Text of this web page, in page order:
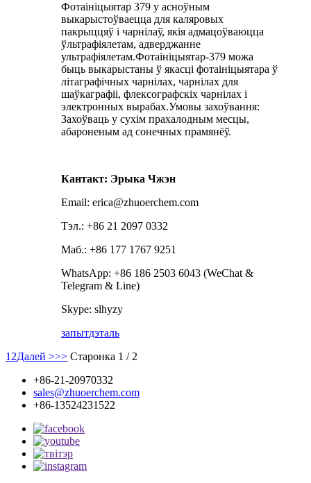
Фотаініцыятар 379 у асноўным
выкарыстоўваецца для каляровых
пакрыццяў і чарнілаў, якія адмацоўваюцца
ўльтрафіялетам, адверджанне
ультрафіялетам.Фотаініцыятар-379 можа
быць выкарыстаны ў якасці фотаініцыятара ў
літаграфічных чарнілах, чарнілах для
шаўкаграфіі, флексографскіх чарнілах і
электронных вырабах.Умовы захоўвання:
Захоўваць у сухім прахалодным месцы,
абароненым ад сонечных прамянёў.
Кантакт: Эрыка Чжэн
Email: erica@zhuoerchem.com
Тэл.: +86 21 2097 0332
Маб.: +86 177 1767 9251
WhatsApp: +86 186 2503 6043 (WeChat &
Telegram & Line)
Skype: slhyzy
запытдэталь
1 2Далей >>> Старонка 1 / 2
+86-21-20970332
sales@zhuoerchem.com
+86-13524231522